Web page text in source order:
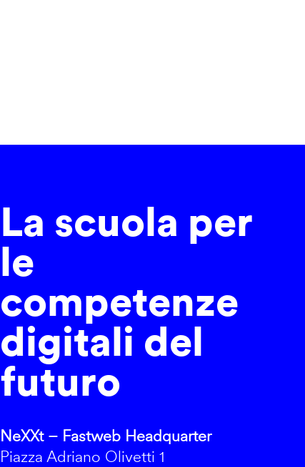
La scuola per
le
competenze
digitali del
futuro
NeXXt – Fastweb Headquarter
Piazza Adriano Olivetti 1